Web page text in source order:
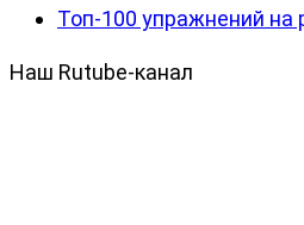
Топ-100 упражнений на
Наш Rutube-канал